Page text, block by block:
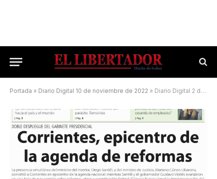
Portada » Diario Digital 10 de noviembre de 2022 » Diario Digital 2 de diciembre de 2025